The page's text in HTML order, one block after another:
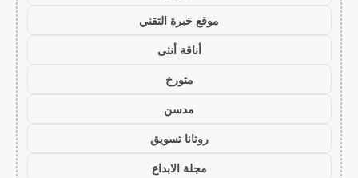
موقع خبرة التقني
أناقة أنثى
متورخ
مدسن
روتانا تسويق
مجلة الابداع